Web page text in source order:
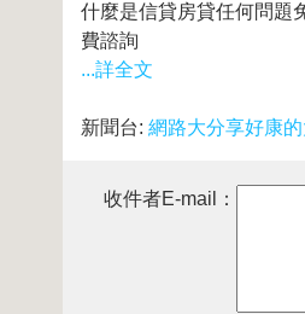
什麼是信貸房貸任何問題
費諮詢
...詳全文
新聞台: 網路大分享好康
收件者E-mail：